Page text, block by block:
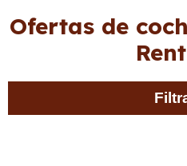
Ofertas de